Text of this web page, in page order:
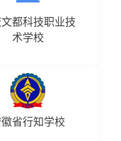
都科技职业技
术学校
徽省行知学校